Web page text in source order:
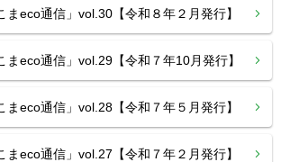
まeco通信」vol.30【令和８年２月発行】
まeco通信」vol.29【令和７年10月発行】
まeco通信」vol.28【令和７年５月発行】
まeco通信」vol.27【令和７年２月発行】